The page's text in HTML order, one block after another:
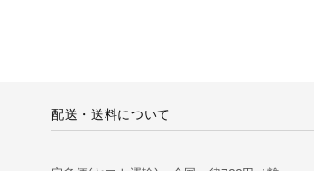
配送・送料について